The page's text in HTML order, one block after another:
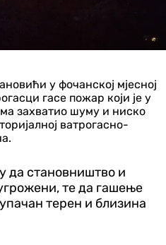
у фочанској мјесној
гасе пожар који је у
захватио шуму и ниско
ватрогасно-
да становништво и
те да гашење
терен и близина